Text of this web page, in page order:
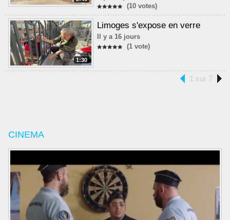
(10 votes)
1:30
Limoges s'expose en verre
Il y a 16 jours
(1 vote)
1 sur 7
CINEMA